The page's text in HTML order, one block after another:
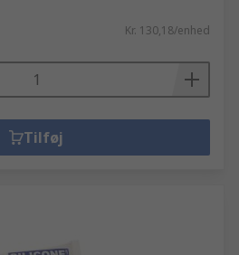
Kr. 130,18/enhed
Tilføj